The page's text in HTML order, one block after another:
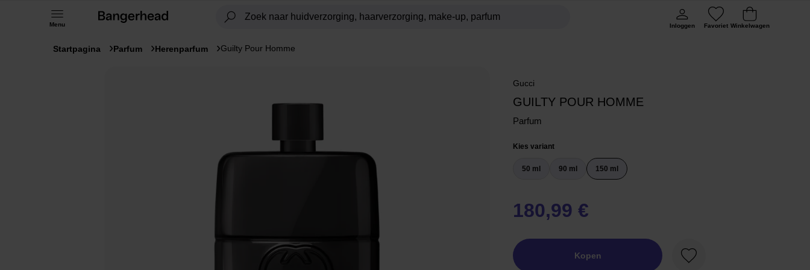
Menu Inloggen Favoriet Winkelwagen
Startpagina Parfum Herenparfum Guilty Pour Homme
Gucci
GUILTY POUR HOMME
Parfum
Kies variant
50 ml 90 ml 150 ml
180,99 €
Kopen
Favoriet